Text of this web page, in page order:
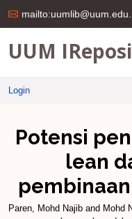
UUM
Login
Potensi
lean
Paren, Mohd Najib and Mohd